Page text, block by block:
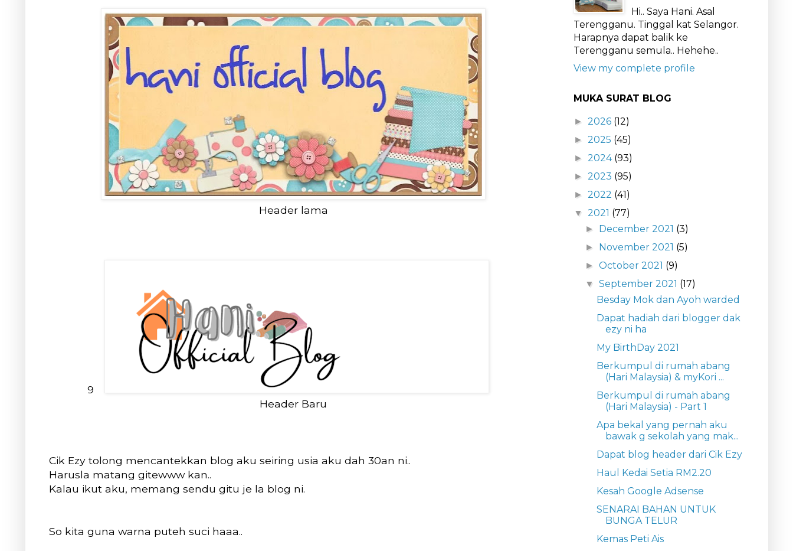
Header lama
9
Header Baru
Cik Ezy tolong mencantekkan blog aku seiring usia aku dah 30an ni..
Harusla matang gitewww kan..
Kalau ikut aku, memang sendu gitu je la blog ni.
So kita guna warna puteh suci haaa..
Hi.. Saya Hani. Asal
Terengganu. Tinggal kat Selangor.
Harapnya dapat balik ke
Terengganu semula.. Hehehe..
View my complete profile
MUKA SURAT BLOG
► 2026 (12)
► 2025 (45)
► 2024 (93)
► 2023 (95)
► 2022 (41)
▼ 2021 (77)
► December 2021 (3)
► November 2021 (5)
► October 2021 (9)
▼ September 2021 (17)
Besday Mok dan Ayoh warded
Dapat hadiah dari blogger dak
ezy ni ha
My BirthDay 2021
Berkumpul di rumah abang
(Hari Malaysia) & myKori ...
Berkumpul di rumah abang
(Hari Malaysia) - Part 1
Apa bekal yang pernah aku
bawak g sekolah yang mak...
Dapat blog header dari Cik Ezy
Haul Kedai Setia RM2.20
Kesah Google Adsense
SENARAI BAHAN UNTUK
BUNGA TELUR
Kemas Peti Ais